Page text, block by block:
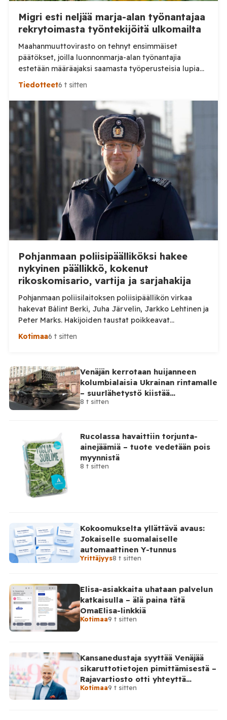
Migri esti neljää marja-alan työnantajaa
rekrytoimasta työntekijöitä ulkomailta
Maahanmuuttovirasto on tehnyt ensimmäiset
päätökset, joilla luonnonmarja-alan työnantajia
estetään määräajaksi saamasta työperusteisia lupia
ulkomailta rekrytoitaville työntekijöille. Päätösten
epäselvyydet ja laiminlyönnit. Maahanmuuttovirasto
on kevään ja kesän 2026 aikana harkinnut lupien
myöntämisestä pidättäytymistä noin 20
luonnonmarja-alalla toimivan työnantajan kohdalla.
Tilaa Posi TV – tuellasi riippumaton suomalainen
uutisointi jatkuu myös tulevaisuudessa. Yhdelletoista
työnantajalle on lähetetty […]
Tiedotteet6 t sitten
Pohjanmaan poliisipäälliköksi hakee
nykyinen päällikkö, kokenut
rikoskomisario, vartija ja sarjahakija
Pohjanmaan poliisilaitoksen poliisipäällikön virkaa
hakevat Bálint Berki, Juha Järvelin, Jarkko Lehtinen ja
Peter Marks. Hakijoiden taustat poikkeavat
huomattavasti toisistaan. Poliisihallitus nimittää
sen virkapaikkana on Vaasa. Poliisipäällikkö vastaa
muun muassa poliisilaitoksen toiminnan, talouden ja
henkilöstön johtamisesta sekä poliisipalvelujen
järjestämisestä laitoksen alueella. Tilaa Posi […]
Kotimaa6 t sitten
Venäjän kerrotaan huijanneen
kolumbialaisia Ukrainan rintamalle
– suurlähetystö kiistää
osallisuutensa
8 t sitten
Rucolassa havaittiin torjunta-
ainejäämiä – tuote vedetään pois
myynnistä
8 t sitten
Kokoomukselta yllättävä avaus:
Jokaiselle suomalaiselle
automaattinen Y-tunnus
Yrittäjyys8 t sitten
Elisa-asiakkaita uhataan palvelun
katkaisulla – älä paina tätä
OmaElisa-linkkiä
Kotimaa9 t sitten
Kansanedustaja syyttää Venäjää
sikaruttotietojen pimittämisestä –
Rajavartiosto otti yhteyttä
Venäjälle
Kotimaa9 t sitten